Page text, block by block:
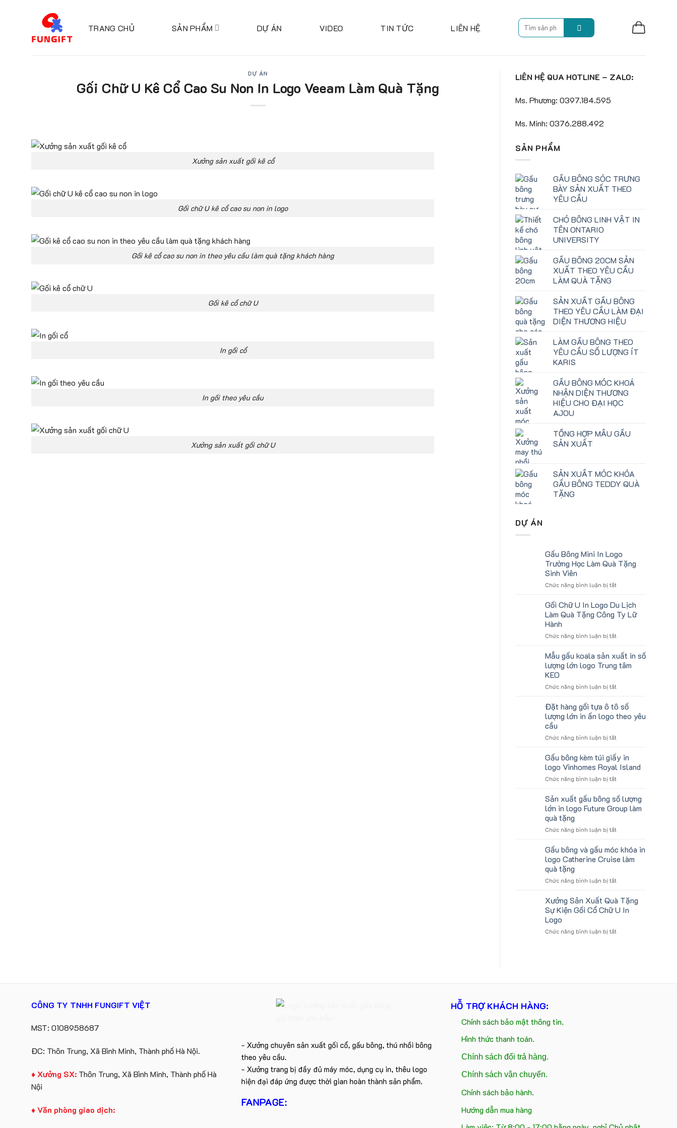
TRANG CHỦ SẢN PHẨM DỰ ÁN VIDEO TIN TỨC LIÊN HỆ
Search
for:
DỰ ÁN
Gối Chữ U Kê Cổ Cao Su Non In Logo Veeam Làm Quà Tặng
Xưởng sản xuất gối kê cổ
Gối chữ U kê cổ cao su non in logo
Gối kê cổ cao su non in theo yêu cầu làm quà tặng khách hàng
Gối kê cổ chữ U
In gối cổ
In gối theo yêu cầu
Xưởng sản xuất gối chữ U
LIÊN HỆ QUA HOTLINE – ZALO:
Ms. Phương: 0397.184.595
Ms. Minh: 0376.288.492
SẢN PHẨM
GẤU BÔNG SÓC TRƯNG
BÀY SẢN XUẤT THEO
YÊU CẦU
CHÓ BÔNG LINH VẬT IN
TÊN ONTARIO
UNIVERSITY
GẤU BÔNG 20CM SẢN
XUẤT THEO YÊU CẦU
LÀM QUÀ TẶNG
SẢN XUẤT GẤU BÔNG
THEO YÊU CẦU LÀM ĐẠI
DIỆN THƯƠNG HIỆU
LÀM GẤU BÔNG THEO
YÊU CẦU SỐ LƯỢNG ÍT
KARIS
GẤU BÔNG MÓC KHOÁ
NHẬN DIỆN THƯƠNG
HIỆU CHO ĐẠI HỌC
AJOU
TỔNG HỢP MẪU GẤU
SẢN XUẤT
SẢN XUẤT MÓC KHÓA
GẤU BÔNG TEDDY QUÀ
TẶNG
DỰ ÁN
Gấu Bông Mini In Logo
Trường Học Làm Quà Tặng
Sinh Viên
Chức năng bình luận bị tắtở
Bông
Mini
In
Trường
Làm
Quà
Tặng
Viên
Gối Chữ U In Logo Du Lịch
Làm Quà Tặng Công Ty Lữ
Hành
Chức năng bình luận bị tắtở
Chữ
U
In
Du
Làm
Quà
Tặng
Ty
Hành
Mẫu gấu koala sản xuất in số
lượng lớn logo Trung tâm
KEO
Chức năng bình luận bị tắtở
gấu
koala
sản
in
lượng
lớn
logo
Trung
KEO
Đặt hàng gối tựa ô tô số
lượng lớn in ấn logo theo yêu
cầu
Chức năng bình luận bị tắtở
hàng
gối
tựa
ô
số
lượng
lớn
ấn
theo
yêu
Gấu bông kèm túi giấy in
logo Vinhomes Royal Island
Chức năng bình luận bị tắtở
bông
kèm
túi
in
Vinhomes
Royal
Island
Sản xuất gấu bông số lượng
lớn in logo Future Group làm
quà tặng
Chức năng bình luận bị tắtở
xuất
gấu
bông
lượng
in
logo
Future
làm
Gấu bông và gấu móc khóa in
logo Catherine Cruise làm
quà tặng
Chức năng bình luận bị tắtở
bông
và
gấu
khóa
Xưởng Sản Xuất Quà Tặng
Sự Kiện Gối Cổ Chữ U In
Logo
Chức năng bình luận bị tắtở
CÔNG TY TNHH FUNGIFT VIỆT
MST: 0108958687
ĐC: Thôn Trung, Xã Bình Minh, Thành phố Hà Nội.
♦ Xưởng SX: Thôn Trung, Xã Bình Minh, Thành phố Hà
Nội
♦ Văn phòng giao dịch:
- Xưởng chuyên sản xuất gối cổ, gấu bông, thú nhồi bông
theo yêu cầu.
- Xưởng trang bị đầy đủ máy móc, dụng cụ in, thêu logo
hiện đại đáp ứng được thời gian hoàn thành sản phẩm.
FANPAGE:
HỖ TRỢ KHÁCH HÀNG:
Chính sách bảo mật thông tin.
Hình thức thanh toán.
Chính sách đổi trả hàng.
Chính sách vận chuyển.
Chính sách bảo hành.
Hướng dẫn mua hàng